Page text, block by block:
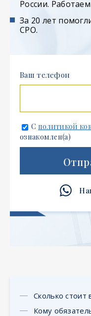
России.
За 20 лет
СРО.
Ваш телефон
С политикой
ознакомлен(а)
Сколько
Кому